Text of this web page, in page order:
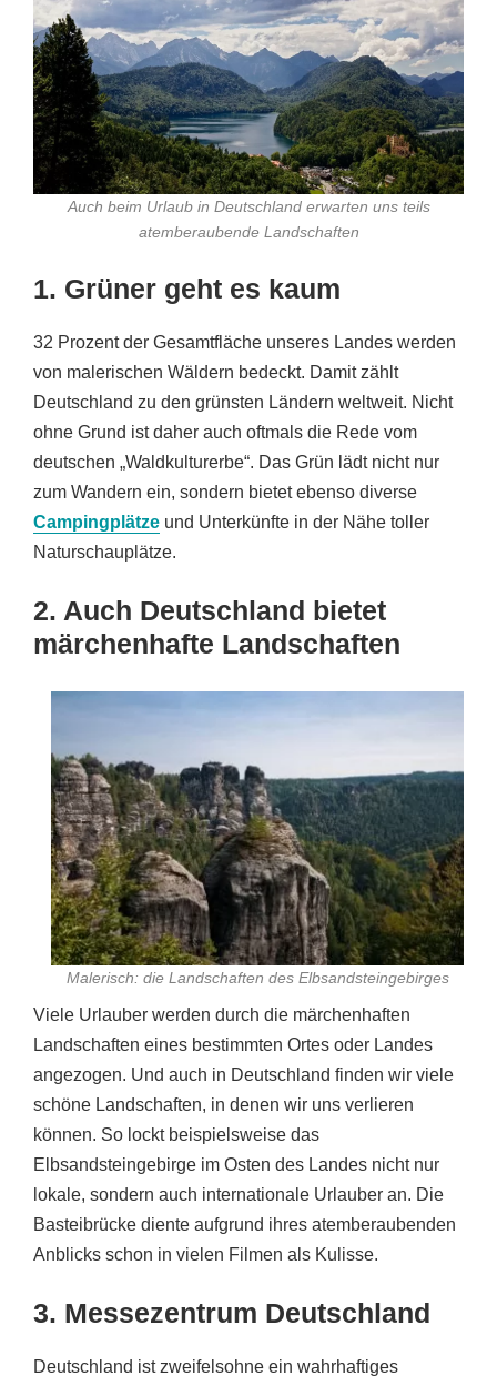
Auch beim Urlaub in Deutschland erwarten uns teils
atemberaubende Landschaften
1. Grüner geht es kaum
32 Prozent der Gesamtfläche unseres Landes werden
von malerischen Wäldern bedeckt. Damit zählt
Deutschland zu den grünsten Ländern weltweit. Nicht
ohne Grund ist daher auch oftmals die Rede vom
deutschen „Waldkulturerbe“. Das Grün lädt nicht nur
zum Wandern ein, sondern bietet ebenso diverse
Campingplätze und Unterkünfte in der Nähe toller
Naturschauplätze.
2. Auch Deutschland bietet
märchenhafte Landschaften
Malerisch: die Landschaften des Elbsandsteingebirges
Viele Urlauber werden durch die märchenhaften
Landschaften eines bestimmten Ortes oder Landes
angezogen. Und auch in Deutschland finden wir viele
schöne Landschaften, in denen wir uns verlieren
können. So lockt beispielsweise das
Elbsandsteingebirge im Osten des Landes nicht nur
lokale, sondern auch internationale Urlauber an. Die
Basteibrücke diente aufgrund ihres atemberaubenden
Anblicks schon in vielen Filmen als Kulisse.
3. Messezentrum Deutschland
Deutschland ist zweifelsohne ein wahrhaftiges